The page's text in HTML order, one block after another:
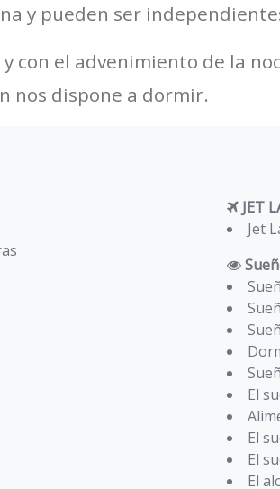
y pueden ser
con el advenimiento de la
nos dispone a dormir.
JET
Jet
El
El
El
El